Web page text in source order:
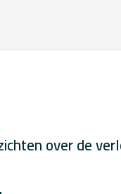
over de